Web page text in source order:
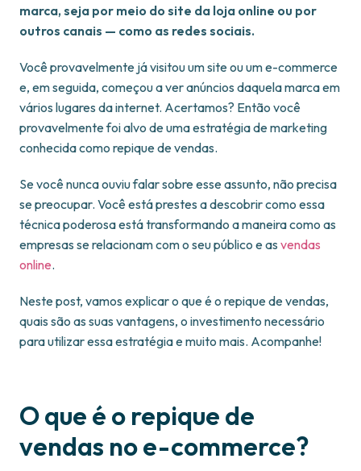
marca, seja por meio do site da loja online ou por
outros canais — como as redes sociais.
Você provavelmente já visitou um site ou um e-commerce
e, em seguida, começou a ver anúncios daquela marca em
vários lugares da internet. Acertamos? Então você
provavelmente foi alvo de uma estratégia de marketing
conhecida como repique de vendas.
Se você nunca ouviu falar sobre esse assunto, não precisa
se preocupar. Você está prestes a descobrir como essa
técnica poderosa está transformando a maneira como as
empresas se relacionam com o seu público e as vendas
online.
Neste post, vamos explicar o que é o repique de vendas,
quais são as suas vantagens, o investimento necessário
para utilizar essa estratégia e muito mais. Acompanhe!
O que é o repique de
vendas no e-commerce?